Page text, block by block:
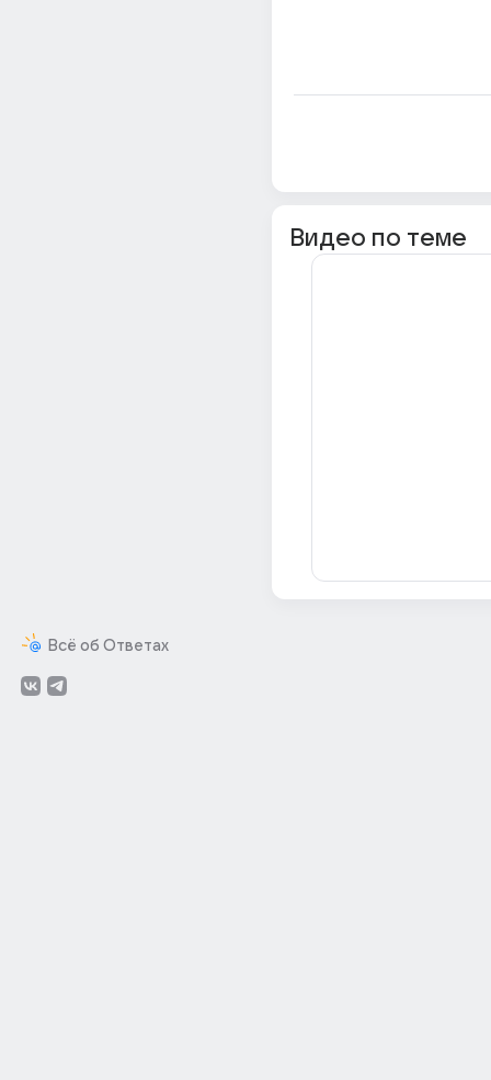
Всё об Ответах
Видео по теме